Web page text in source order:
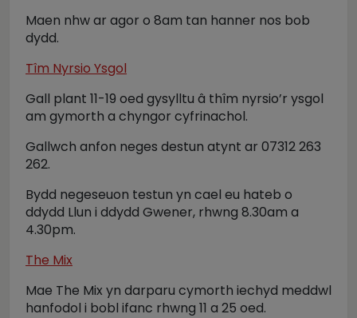
Maen nhw ar agor o 8am tan hanner nos bob
dydd.
Tîm Nyrsio Ysgol
Gall plant 11-19 oed gysylltu â thîm nyrsio’r ysgol
am gymorth a chyngor cyfrinachol.
Gallwch anfon neges destun atynt ar 07312 263
262.
Bydd negeseuon testun yn cael eu hateb o
ddydd Llun i ddydd Gwener, rhwng 8.30am a
4.30pm.
The Mix
Mae The Mix yn darparu cymorth iechyd meddwl
hanfodol i bobl ifanc rhwng 11 a 25 oed.